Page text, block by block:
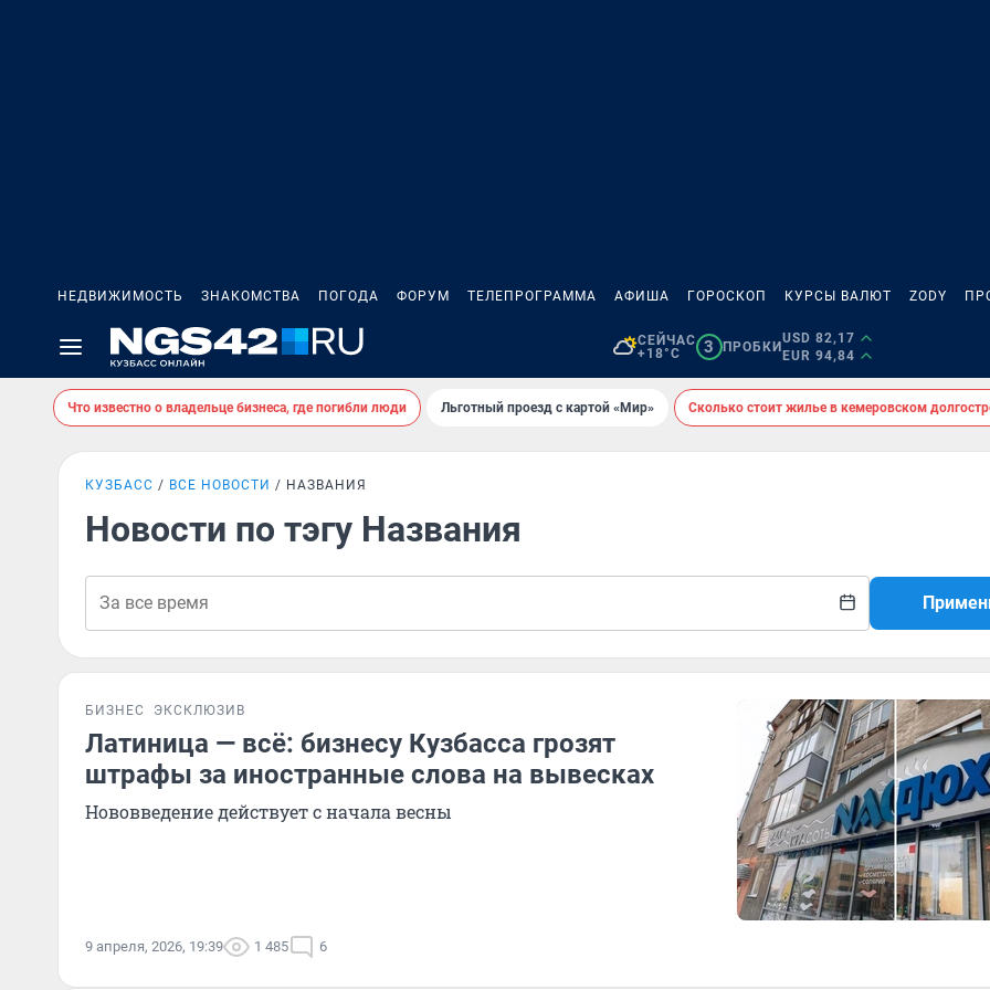
НЕДВИЖИМОСТЬ ЗНАКОМСТВА ПОГОДА ФОРУМ ТЕЛЕПРОГРАММА АФИША ГОРОСКОП КУРСЫ ВАЛЮТ ZODY
СЕЙЧАС
+18°C
3 ПРОБКИ
USD 82,17
EUR 94,84
Что известно о владельце бизнеса, где погибли люди Льготный проезд с картой «Мир» Сколько стоит жилье в кемеровском
КУЗБАСС ВСЕ НОВОСТИ НАЗВАНИЯ
Новости по тэгу Названия
БИЗНЕС ЭКСКЛЮЗИВ
Латиница — всё: бизнесу Кузбасса грозят
штрафы за иностранные слова на вывесках
Нововведение действует с начала весны
9 апреля, 2026, 19:39 1 485 6